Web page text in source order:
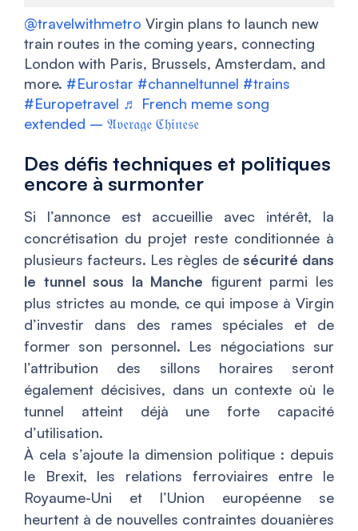
@travelwithmetro Virgin plans to launch new
train routes in the coming years, connecting
London with Paris, Brussels, Amsterdam, and
more. #Eurostar #channeltunnel #trains
#Europetravel ♬ French meme song
extended – 𝔄𝔳𝔢𝔯𝔞𝔤𝔢 ℭ𝔥𝔦𝔫𝔢𝔰𝔢
Des défis techniques et politiques
encore à surmonter
Si l’annonce est accueillie avec intérêt, la
concrétisation du projet reste conditionnée à
plusieurs facteurs. Les règles de sécurité dans
le tunnel sous la Manche figurent parmi les
plus strictes au monde, ce qui impose à Virgin
d’investir dans des rames spéciales et de
former son personnel. Les négociations sur
l’attribution des sillons horaires seront
également décisives, dans un contexte où le
tunnel atteint déjà une forte capacité
d’utilisation.
À cela s’ajoute la dimension politique : depuis
le Brexit, les relations ferroviaires entre le
Royaume-Uni et l’Union européenne se
heurtent à de nouvelles contraintes douanières